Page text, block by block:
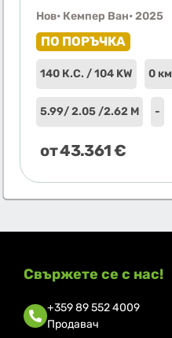
Нов• Кемпер Ван• 2025
ПО ПОРЪЧКА
140 К.С. / 104 KW 0 км
5.99/ 2.05 /2.62 М -
от43.361€
Свържете се с нас!
+359 89 552 4009
Продавач